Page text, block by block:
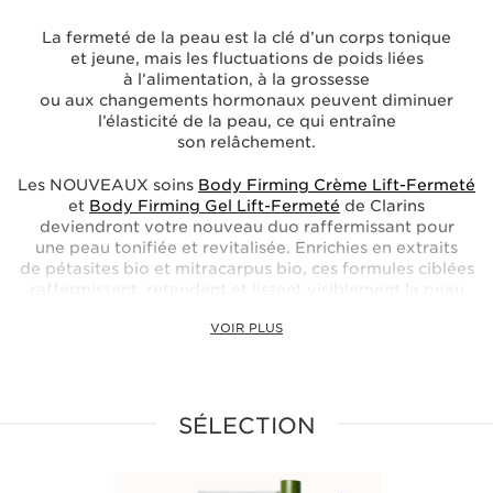
La fermeté de la peau est la clé d’un corps tonique
et jeune, mais les fluctuations de poids liées
à l’alimentation, à la grossesse
ou aux changements hormonaux peuvent diminuer
l’élasticité de la peau, ce qui entraîne
son relâchement.
Les NOUVEAUX soins Body Firming Crème Lift-Fermeté
et Body Firming Gel Lift-Fermeté de Clarins
deviendront votre nouveau duo raffermissant pour
une peau tonifiée et revitalisée. Enrichies en extraits
de pétasites bio et mitracarpus bio, ces formules ciblées
en continu.
asiatica et bocoa, un trio d’extraits de plantes à l’effet
tonifiant et tenseur.
, formulé à partir d’extrait
VOIR PLUS
SÉLECTION